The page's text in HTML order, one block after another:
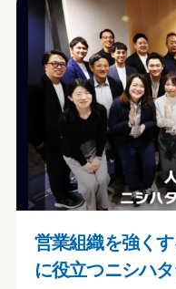
営業組織を強く
に役立つニシハ